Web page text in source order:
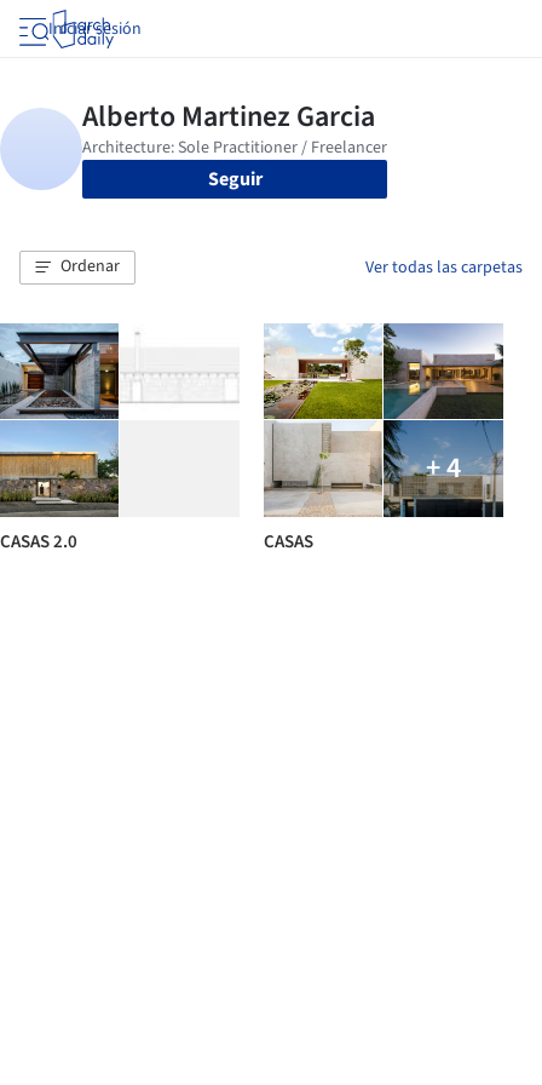
Iniciar sesión
Seguir
Ordenar Ver todas las carpetas
CASAS 2.0
+ 4
CASAS